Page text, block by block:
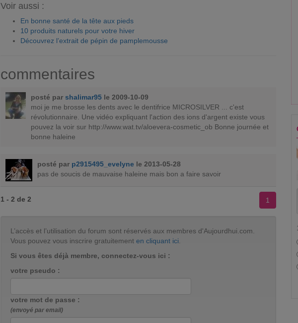
Voir aussi :
En bonne santé de la tête aux pieds
10 produits naturels pour votre hiver
Découvrez l’extrait de pépin de pamplemousse
commentaires
posté par shalimar95 le 2009-10-09
moi je me brosse les dents avec le dentifrice MICROSILVER ... c'est
révolutionnaire. Une vidéo expliquant l'action des ions d'argent existe vous
pouvez la voir sur http://www.wat.tv/aloevera-cosmetic_ob Bonne journée et
bonne haleine
posté par p2915495_evelyne le 2013-05-28
pas de soucis de mauvaise haleine mais bon a faire savoir
1 - 2 de 2 1
L’accès et l’utilisation du forum sont réservés aux membres d'Aujourdhui.com.
Vous pouvez vous inscrire gratuitement en cliquant ici
Si vous êtes déjà membre, connectez-vous ici :
votre pseudo :
votre mot de passe :
(envoyé par email)